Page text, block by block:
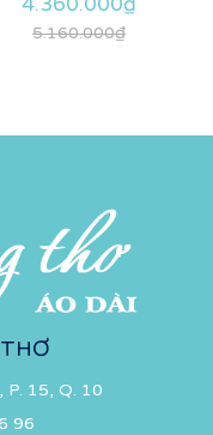
5.160.000₫
P. 15, Q. 10
96